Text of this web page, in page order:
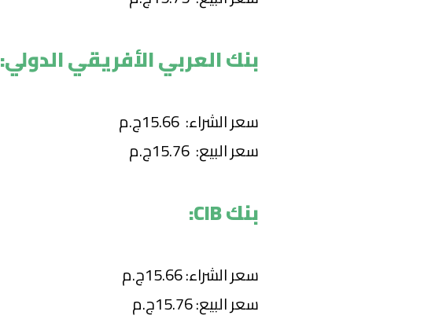
بنك العربي الأفريقي الدولي:
سعر الشراء: 15.66ج.م
سعر البيع: 15.76ج.م
بنك CIB:
سعر الشراء: 15.66ج.م
سعر البيع: 15.76ج.م